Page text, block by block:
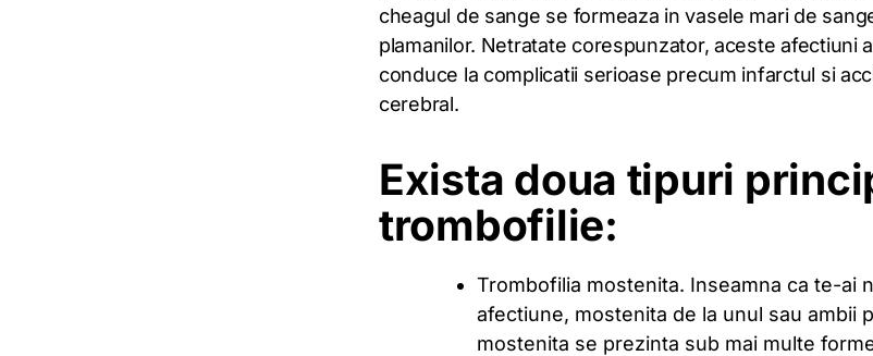
cheagul de sange se formeaza in vasele mari de
plamanilor. Netratate corespunzator, aceste afectiuni
conduce la complicatii serioase precum infarctul si
cerebral.
Exista doua tipuri
trombofilie:
Trombofilia mostenita. Inseamna ca te-ai
afectiune, mostenita de la unul sau ambii
mostenita se prezinta sub mai multe